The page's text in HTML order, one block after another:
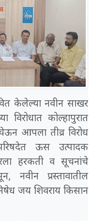
केलेल्या नवीन साखर
कोल्हापुरात
आपला तीव्र विरोध
ऊस उत्पादक
हरकती व सूचनांचे
प्रस्तावातील
जय शिवराय किसान